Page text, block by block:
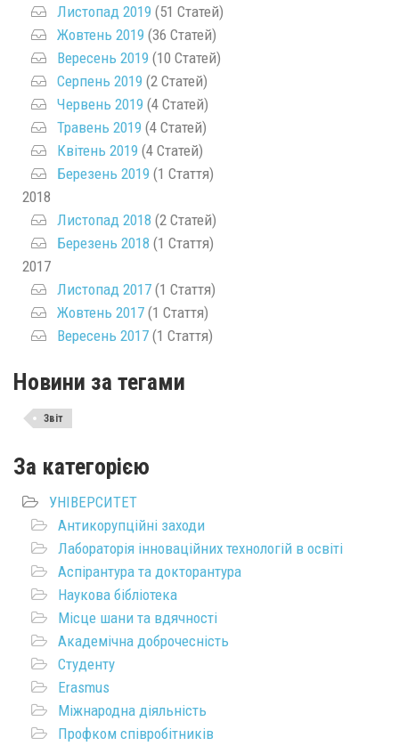
Листопад 2019 (51 Статей)
Жовтень 2019 (36 Статей)
Вересень 2019 (10 Статей)
Серпень 2019 (2 Статей)
Червень 2019 (4 Статей)
Травень 2019 (4 Статей)
Квітень 2019 (4 Статей)
Березень 2019 (1 Стаття)
2018
Листопад 2018 (2 Статей)
Березень 2018 (1 Стаття)
2017
Листопад 2017 (1 Стаття)
Жовтень 2017 (1 Стаття)
Вересень 2017 (1 Стаття)
Новини за тегами
Звіт
За категорією
УНІВЕРСИТЕТ
Антикорупційні заходи
Лабораторія інноваційних технологій в освіті
Аспірантура та докторантура
Наукова бібліотека
Місце шани та вдячності
Академічна доброчесність
Студенту
Erasmus
Міжнародна діяльність
Профком співробітників